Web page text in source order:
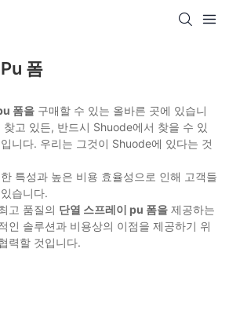
폼
폼을 구매할 수 있는 올바른 곳에 있습니
고 있든, 반드시 Shuode에서 찾을 수 있
니다. 우리는 그것이 Shuode에 있다는 것
특성과 높은 비용 효율성으로 인해 고객들
습니다.
고 품질의 단열 스프레이 pu 폼을 제공하는
인 솔루션과 비용상의 이점을 제공하기 위
력할 것입니다.